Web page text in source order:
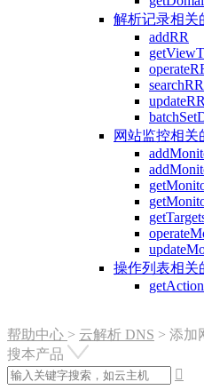
解析记录相关
addRR
searchRR
updateRR
网站监控相关
操作列表相关
帮助中心 > 云解析 DNS > 添加
搜本产品
